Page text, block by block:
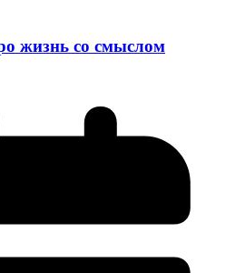
жизнь со смыслом